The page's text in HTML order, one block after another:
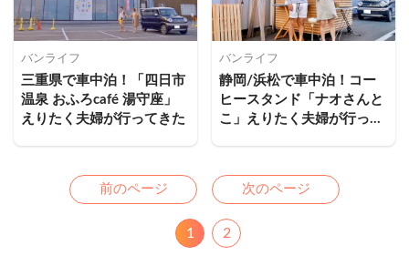
バンライフ
三重県で車中泊！「四日市
温泉 おふろcafé 湯守座」
えりたく夫婦が行ってきた
バンライフ
静岡/浜松で車中泊！コー
ヒースタンド「ナオさんと
こ」えりたく夫婦が行って
前のページ Previous次のページ Next
1 2